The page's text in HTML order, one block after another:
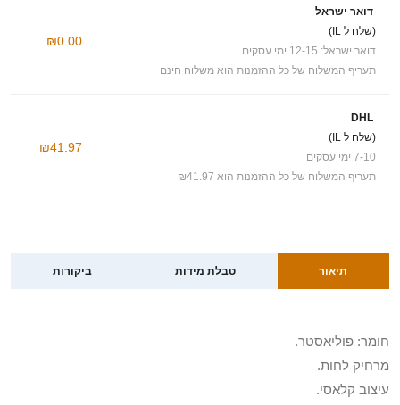
דואר ישראל
(שלח ל IL)
דואר ישראל: 12-15 ימי עסקים
תעריף המשלוח של כל ההזמנות הוא משלוח חינם
₪0.00
DHL
(שלח ל IL)
7-10 ימי עסקים
תעריף המשלוח של כל ההזמנות הוא ₪41.97
₪41.97
תיאור טבלת מידות ביקורות
חומר: פוליאסטר.
מרחיק לחות.
עיצוב קלאסי.